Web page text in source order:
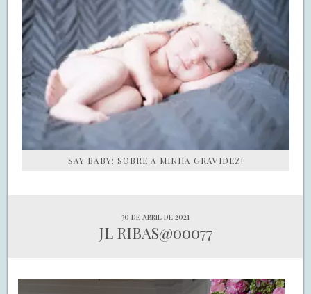
SAY BABY: SOBRE A MINHA GRAVIDEZ!
30 de abril de 2021
JL RIBAS@00077